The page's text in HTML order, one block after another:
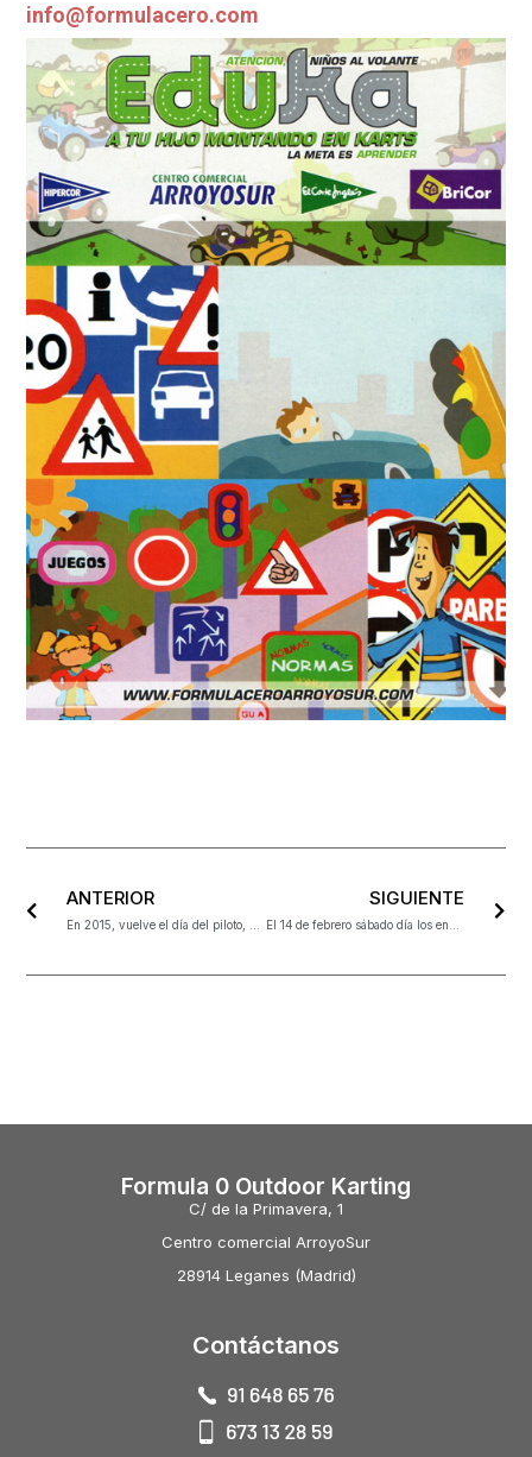
info@formulacero.com
ANTERIOR SIGUIENTE
Formula 0 Outdoor Karting
C/ de la Primavera, 1
Centro comercial ArroyoSur
28914 Leganes (Madrid)
Contáctanos